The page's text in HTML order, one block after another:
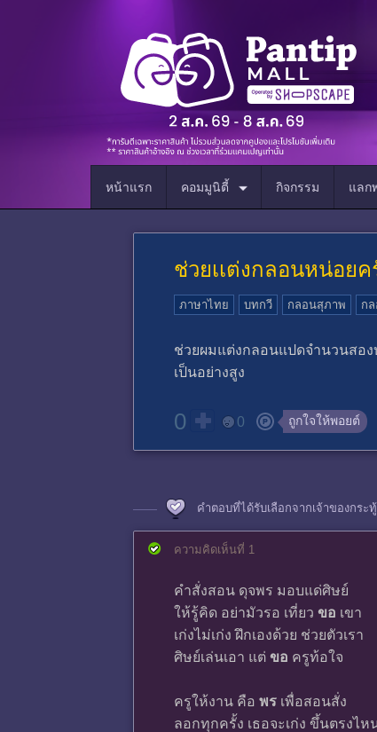
หน้าแรก คอมมูนิตี้ กิจกรรม แลก
ช่วยเเต่งกลอนหน่อยค
ภาษาไทย บทกวี กลอนสุภาพ ก
ช่วยผมแต่งกลอนแปดจำนวนสอ
เป็นอย่างสูง
0 0 ถูกใจให้พอยต์
คำตอบที่ได้รับเลือกจากเจ้าของกระทู้
ความคิดเห็นที่ 1
คำสั่งสอน ดุจพร มอบแด่ศิษย์
ให้รู้คิด อย่ามัวรอ เที่ยว ขอ เขา
เก่งไม่เก่ง ฝึกเองด้วย ช่วยตัวเรา
ศิษย์เล่นเอา แต่ ขอ ครูท้อใจ
ครูให้งาน คือ พร เพื่อสอนสั่ง
ลอกทุกครั้ง เธอจะเก่ง ขึ้นตรงไห